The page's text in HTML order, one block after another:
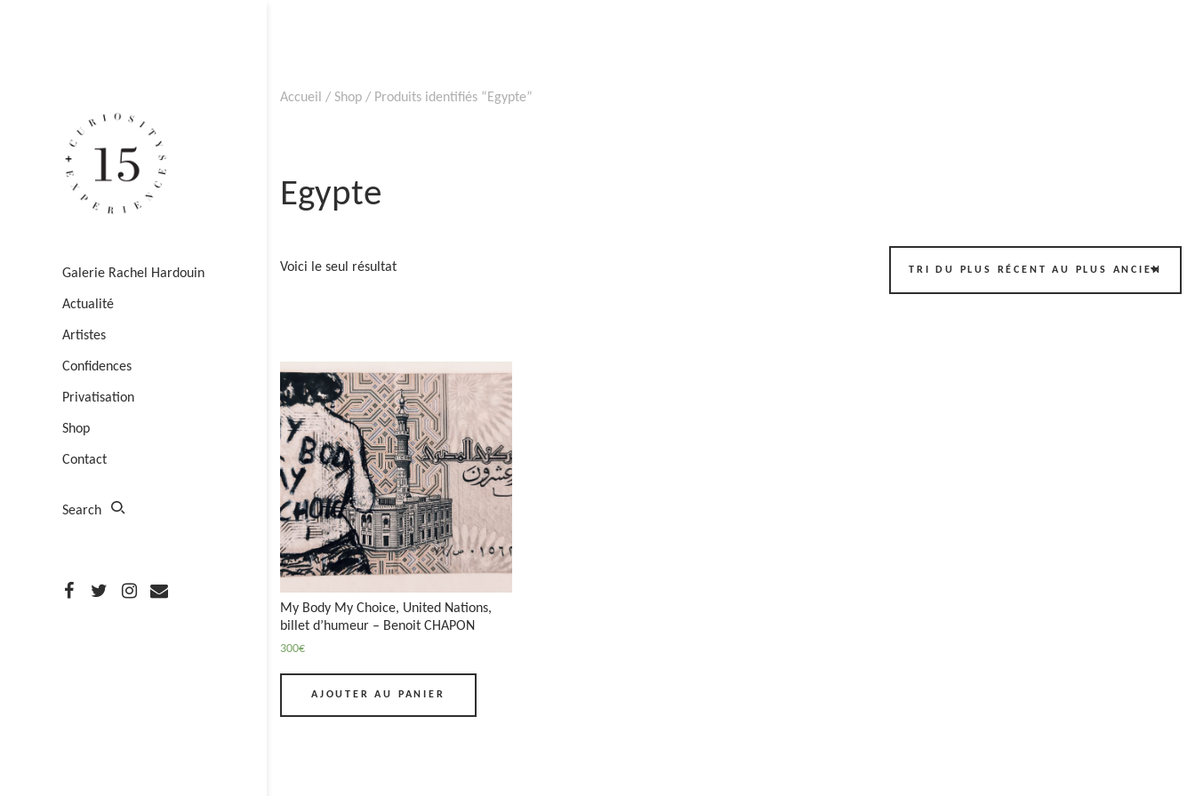
Galerie Rachel Hardouin
Actualité
Artistes
Confidences
Privatisation
Shop
Contact
Search
Accueil / Shop / Produits identifiés “Egypte”
Egypte
Voici le seul résultat
My Body My Choice, United Nations,
billet d’humeur – Benoit CHAPON
300€
AJOUTER AU PANIER